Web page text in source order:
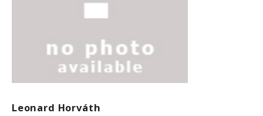
Leonard Horváth